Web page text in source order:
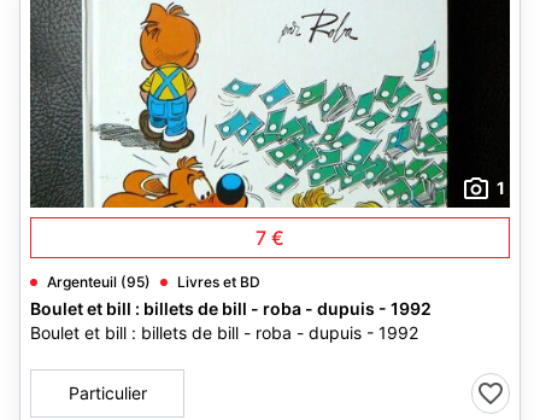
1
7 €
Argenteuil (95) Livres et BD
Boulet et bill : billets de bill - roba - dupuis - 1992
Boulet et bill : billets de bill - roba - dupuis - 1992
Particulier